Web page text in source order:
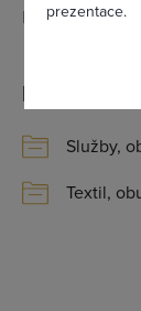
prezentace.
DIČ:
Kategorie
Služby,
Textil,Vždy